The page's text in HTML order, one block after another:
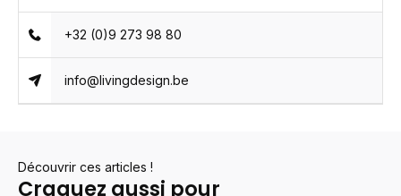
+32 (0)9 273 98 80
info@livingdesign.be
Découvrir ces articles !
Craquez aussi pour